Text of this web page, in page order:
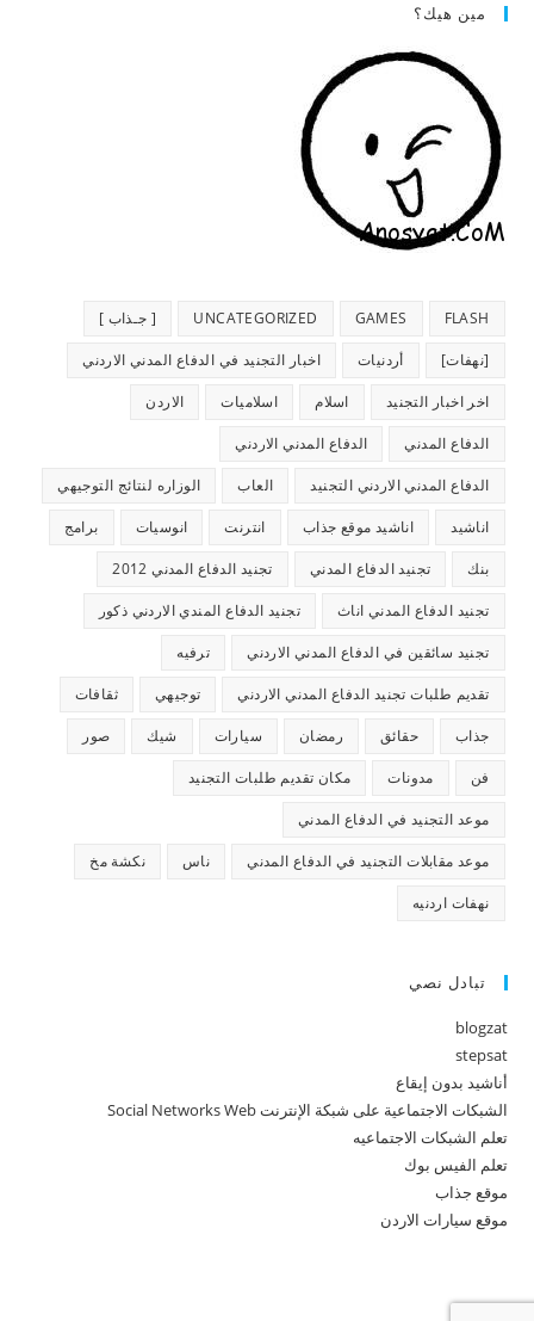
مين هيك؟
FLASH
GAMES
UNCATEGORIZED [ جـذاب ]
[نهفات] أردنيات اخبار التجنيد في الدفاع المدني الاردني
اخر اخبار التجنيد اسلام اسلاميات الاردن
الدفاع المدني الدفاع المدني الاردني
الدفاع المدني الاردني التجنيد العاب الوزاره لنتائج التوجيهي
اناشيد اناشيد موقع جذاب انترنت انوسيات برامج
بنك تجنيد الدفاع المدني تجنيد الدفاع المدني 2012
تجنيد الدفاع المدني اناث تجنيد الدفاع المندي الاردني ذكور
تجنيد سائقين في الدفاع المدني الاردني ترفيه
تقديم طلبات تجنيد الدفاع المدني الاردني توجيهي ثقافات
جذاب حقائق رمضان سيارات شيك صور
فن مدونات مكان تقديم طلبات التجنيد
موعد التجنيد في الدفاع المدني
موعد مقابلات التجنيد في الدفاع المدني ناس نكشة مخ
نهفات اردنيه
تبادل نصي
blogzat
stepsat
أناشيد بدون إيقاع
الشبكات الاجتماعية على شبكة الإنترنت Social Networks Web
تعلم الشبكات الاجتماعيه
تعلم الفيس بوك
موقع جذاب
موقع سيارات الاردن